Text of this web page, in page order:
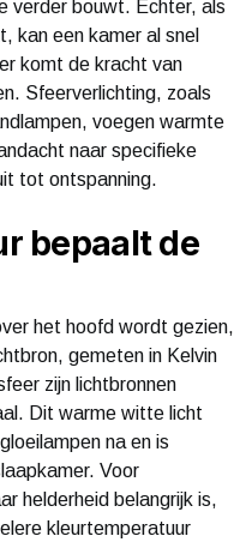
verder bouwt. Echter, als
kan een kamer al snel
komt de kracht van
Sfeerverlichting, zoals
voegen warmte
naar specifieke
tot ontspanning.
bepaalt de
het hoofd wordt gezien,
gemeten in Kelvin
zijn lichtbronnen
Dit warme witte licht
na en is
Voor
helderheid belangrijk is,
kleurtemperatuur